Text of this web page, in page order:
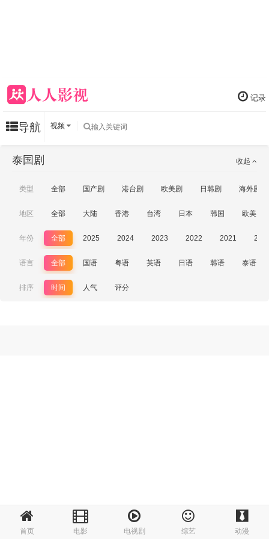
记录
导航 视频
首页 电影 电视剧 综艺 动漫
收起
泰国剧
类型 全部 国产剧 港台剧 欧美剧 日韩剧 海外剧
地区 全部 大陆 香港 台湾 日本 韩国 欧美
年份 全部 2025 2024 2023 2022 2021
语言 全部 国语 粤语 英语 日语 韩语 泰语
排序 时间 人气 评分